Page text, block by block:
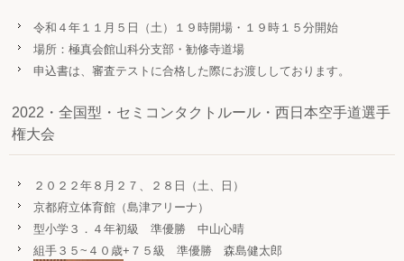
令和４年１１月５日（土）１９時開場・１９時１５分開始
場所：極真会館山科分支部・勧修寺道場
申込書は、審査テストに合格した際にお渡ししております。
2022・全国型・セミコンタクトルール・西日本空手道選手
権大会
２０２２年８月２７、２８日（土、日）
京都府立体育館（島津アリーナ）
型小学３．４年初級 準優勝 中山心晴
組手３５~４０歳+７５級 準優勝 森島健太郎